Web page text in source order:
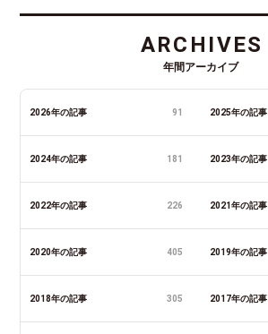
ARCHIVES
年間アーカイブ
2026年の記事 91 2025年の記事
2024年の記事 181 2023年の記事
2022年の記事 226 2021年の記事
2020年の記事 405 2019年の記事
2018年の記事 305 2017年の記事